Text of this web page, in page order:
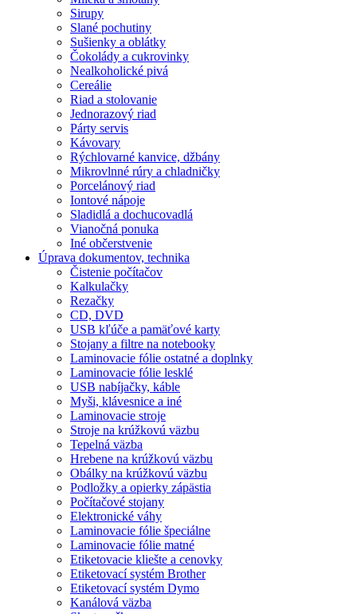
Sirupy
Slané pochutiny
Sušienky a oblátky
Čokolády a cukrovinky
Nealkoholické pivá
Cereálie
Riad a stolovanie
Jednorazový riad
Párty servis
Kávovary
Rýchlovarné kanvice, džbány
Mikrovlnné rúry a chladničky
Porcelánový riad
Iontové nápoje
Sladidlá a dochucovadlá
Vianočná ponuka
Iné občerstvenie
Úprava dokumentov, technika
Čistenie počítačov
Kalkulačky
Rezačky
CD, DVD
USB kľúče a pamäťové karty
Stojany a filtre na notebooky
Laminovacie fólie ostatné a doplnky
Laminovacie fólie lesklé
USB nabíjačky, káble
Myši, klávesnice a iné
Laminovacie stroje
Stroje na krúžkovú väzbu
Tepelná väzba
Hrebene na krúžkovú väzbu
Obálky na krúžkovú väzbu
Podložky a opierky zápästia
Počítačové stojany
Elektronické váhy
Laminovacie fólie špeciálne
Laminovacie fólie matné
Etiketovacie kliešte a cenovky
Etiketovací systém Brother
Etiketovací systém Dymo
Kanálová väzba